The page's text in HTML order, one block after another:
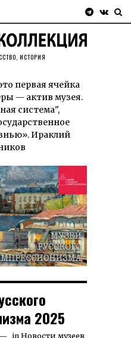
ИСТОРИЯ
первая ячейка
— актив музея.
система",
Ираклий
2025
in Новости музеев